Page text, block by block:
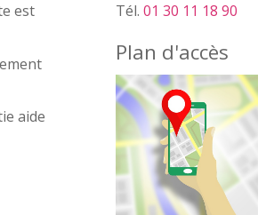
est
aide
Tél. 01 30 11 18 90
Plan d'accès